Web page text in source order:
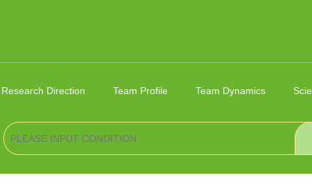
Research Direction Team Profile Team Dynamics